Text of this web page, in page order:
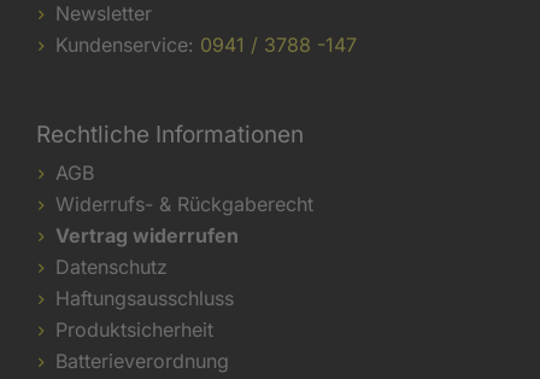
Newsletter
Kundenservice: 0941 / 3788 -147
Rechtliche Informationen
AGB
Widerrufs- & Rückgaberecht
Vertrag widerrufen
Datenschutz
Haftungsausschluss
Produktsicherheit
Batterieverordnung